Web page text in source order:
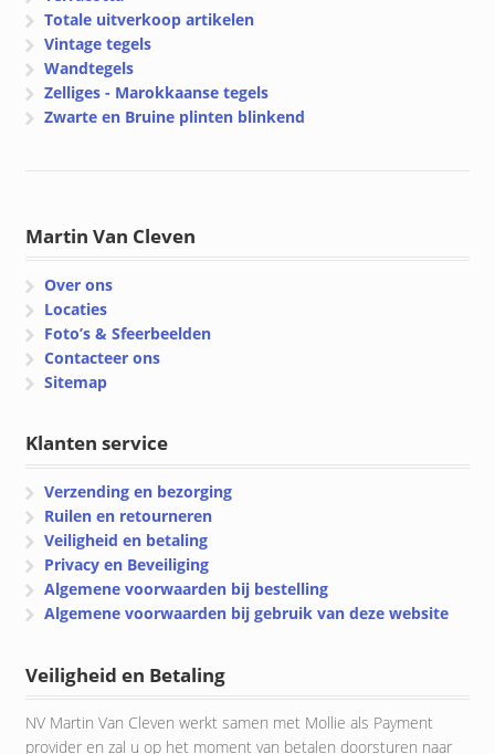
Totale uitverkoop artikelen
Vintage tegels
Wandtegels
Zelliges - Marokkaanse tegels
Zwarte en Bruine plinten blinkend
Martin Van Cleven
Over ons
Locaties
Foto’s & Sfeerbeelden
Contacteer ons
Sitemap
Klanten service
Verzending en bezorging
Ruilen en retourneren
Veiligheid en betaling
Privacy en Beveiliging
Algemene voorwaarden bij bestelling
Algemene voorwaarden bij gebruik van deze website
Veiligheid en Betaling
NV Martin Van Cleven werkt samen met Mollie als Payment
provider en zal u op het moment van betalen doorsturen naar